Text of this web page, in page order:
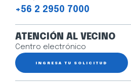
+56 2 2950 7000
ATENCIÓN AL VECINO
Centro electrónico
INGRESA TU SOLICITUD